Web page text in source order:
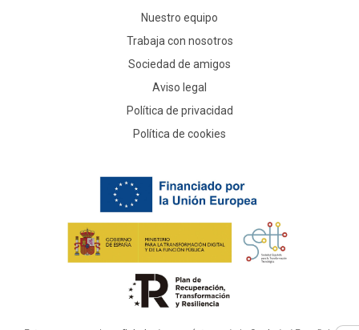
Nuestro equipo
Trabaja con nosotros
Sociedad de amigos
Aviso legal
Política de privacidad
Política de cookies